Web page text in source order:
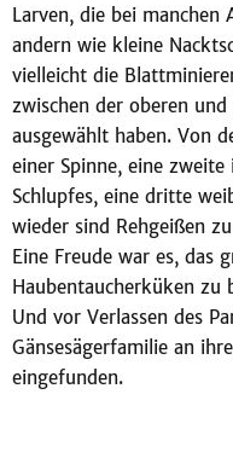
Larven, die bei manchen
andern wie kleine
vielleicht die
zwischen der oberen
ausgewählt haben. Von
einer Spinne, eine
Schlupfes, eine dritte
wieder sind Rehgeißen
Eine Freude war es, das
Haubentaucherküken
Und vor Verlassen des
Gänsesägerfamilie an
eingefunden.